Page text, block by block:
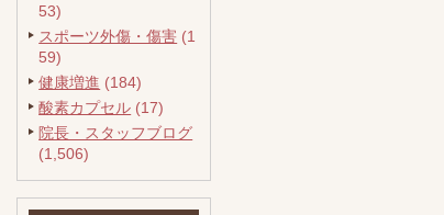
53)
スポーツ外傷・傷害 (1
59)
健康増進 (184)
酸素カプセル (17)
院長・スタッフブログ
(1,506)